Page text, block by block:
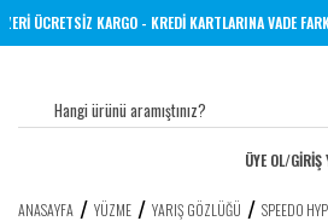
ÜZERİ ÜCRETSİZ KARGO - KREDİ KARTLARINA VADE
ÜYE OL/GİRİŞ
ANASAYFA YÜZME YARIŞ GÖZLÜĞÜ SPEEDO